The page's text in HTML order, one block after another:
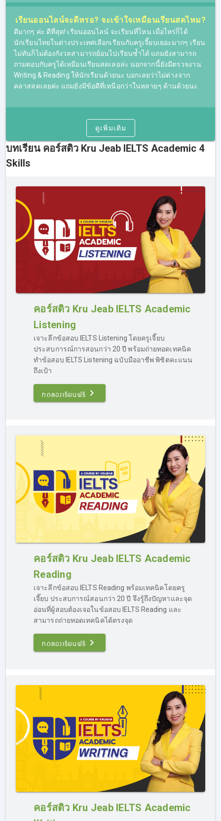
คลิปการสอนได้ผ่านทางออนไลน์ หลังจากที่ผู้เรียนชำระเงิน
เรียบร้อยแล้ว จะสามารถ Log in เข้าระบบเพื่อเรียนออนไลน์ได้
สามารถเลือกเวลาเรียนเองได้ หรือรับชมย้อนหลังได้แบบไม่อั้น
(ภายในระยะเวลาของคอร์ส)
เหมาะสำหรับผู้ที่มีข้อจำกัดในเรื่องของเวลาและในเรื่องของ
การเดินทาง เพราะการเรียน IELTS ออนไลน์ สามารถเรียนได้
ทุกที่ทุกเวลา หากมีอุปกรณ์ที่สามารถเชื่อมต่ออินเตอร์เน็ตได้
และการเรียนออนไลน์ก็ไม่ได้เป็นอุปสรรคต่อการทำความ
เข้าใจในเนื้อหาการสอน สำหรับใครที่ยังอยู่ในช่วงตัดสินใจ
สามารถทดลองติว IELTS ฟรีก่อนได้โดยไม่มีค่าใช้จ่าย ไม่มี
ข้อผูกมัดใดๆ อยากรู้ว่า skills ไหนครูเจี๊ยบสอนยังไง ไปลอง
เรียนกันได้ในแต่ละหน้าของ skills นั้นๆ เลย
หากเรียน IELTS ออนไลน์ไม่เข้าใจ ทำอย่างไร?
คอร์สเรียน IELTS ของเรา รองรับเรื่องการ “ตอบคำถาม” กรณี
ที่ผู้เรียนเรียนไม่เข้าใจ มีข้อสงสัยที่ต้องการถามเพิ่มเติมจาก
เนื้อหาในคลิปสอน สามารถส่งคำถามเข้าไปถามได้ทาง Inbox
โดยคำถามของผู้เรียนจะถูกส่งไปยังครูผู้สอนโดยตรง
ก่อนจะส่งคำตอบที่ถูกต้องกลับไปทาง Inbox เช่นกัน ภายใน
ห้องเรียน
พื้นฐานอ่อนติว IELTS ได้ไหม?
อย่างที่ได้กล่าวไปในข้างต้น ว่าเรามีคอร์สติว IELTS ครบวงจร
เหมาะสำหรับผู้เรียนทุกราย แม้ผู้เรียนจะอยู่ในกลุ่ม “พื้นฐาน
คอร์ส Basic Grammar แบบรวบรัด เป็นเนื้อหาสรุปตั้งแต่ต้น
จนจบครบเครื่องเรื่อง Grammar ภาษาอังกฤษ ที่จะทำให้ผู้
เรียนเข้าใจหลักการ ไวทยากรณ์ละเอียด สามารถนำไปใช้ทำ
ข้อสอบในสนามจริงได้ และเป็นการปูพื้นฐานก่อนติวสอบ
IELTS โดยเนื้อหาในส่วนของ Grammar จะสามารถนำไปต่อย
อดการเรียน IELTS Writing ได้ (ทดลองเรียน IELTS ฟรี
คอร์ส Grammar ที่ลิงค์นี้
https://opendurian.com/ielts_grammar/
ที่นี่มีคอร์สติว IELTS เร่งรัด สำหรับคนรีบสอบ โดยเนื้อหาใน
คอร์ส จะเน้นการสอนแบบรวบรัด แต่ครบถ้วน การสอนอาจจะ
ไปเร็วหน่อย โดยจะเน้นเทคนิคขั้นสูง เป็นการติวสอบ IELTS
เรียนออนไลน์จะดีหรอ? จะเข้าใจเหมือนเรียนสดไหม?​
ดีมากๆ ค่ะ ดีที่สุด! เรียนออนไลน์ จะเรียนที่ไหน เมื่อไหร่ก็ได้
นักเรียนไทยในต่างประเทศเลือกเรียนกับครูเจี๊ยบเยอะมากๆ เรียน
ไม่ทันก็ไม่ต้องกังวลสามารถย้อนไปเรียนซ้ำได้ แถมยังสามารถ
ถามตอบกับครูได้เหมือนเรียนสดเลยล่ะ นอกจากนี้ยังมีตรวจงาน
Writing & Reading ให้นักเรียนด้วยนะ บอกเลยว่าไม่ต่างจาก
คลาสสดเลยค่ะ แถมยังมีข้อดีที่เหนือกว่าในหลายๆ ด้านด้วยนะ
ดูเพิ่มเติม
บทเรียน คอร์สติว Kru Jeab IELTS Academic 4
Skills
คอร์สติว Kru Jeab IELTS Academic
Listening
เจาะลึกข้อสอบ IELTS Listening โดยครูเจี๊ยบ
ประสบการณ์การสอนกว่า 20 ปี พร้อมถ่ายทอดเทคนิค
ทำข้อสอบ IELTS Listening ฉบับมืออาชีพ พิชิตคะแนน
ถึงเป้า
ทดลองเรียนฟรี
คอร์สติว Kru Jeab IELTS Academic
Reading
เจาะลึกข้อสอบ IELTS Reading พร้อมเทคนิคโดยครู
เจี๊ยบ ประสบการณ์สอนกว่า 20 ปี จึงรู้ถึงปัญหาและจุด
อ่อนที่ผู้สอบต้องเจอในข้อสอบ IELTS Reading และ
สามารถถ่ายทอดเทคนิคได้ตรงจุด
ทดลองเรียนฟรี
คอร์สติว Kru Jeab IELTS Academic